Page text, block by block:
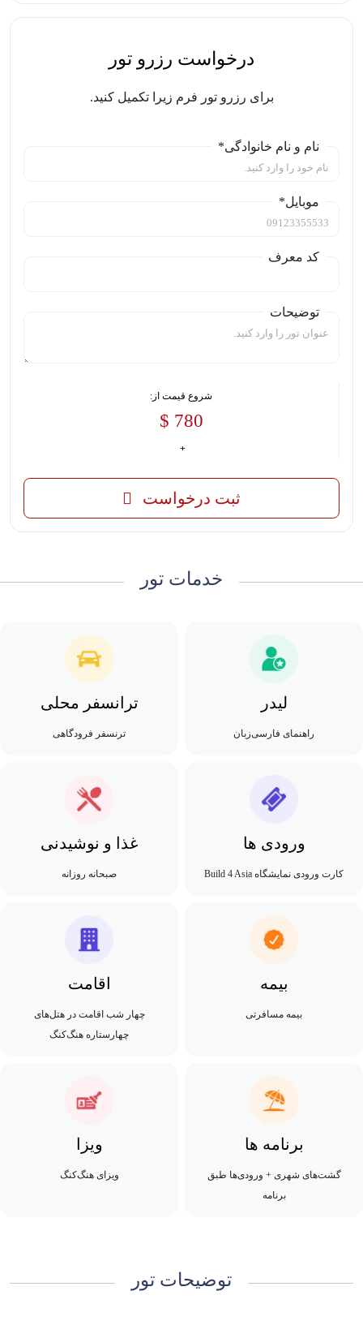
درخواست رزرو تور
برای رزرو تور فرم زیرا تکمیل کنید.
نام و نام خانوادگی*
موبایل*
کد معرف
توضیحات
شروع قیمت از:
780 $
ثبت درخواست
خدمات تور
لیدر
راهنمای فارسی‌زبان
ترانسفر محلی
ترنسفر فرودگاهی
ورودی ها
کارت ورودی نمایشگاه Build 4 Asia
غذا و نوشیدنی
صبحانه روزانه
بیمه
بیمه مسافرتی
اقامت
چهار شب اقامت در هتل‌های
چهارستاره هنگ‌کنگ
برنامه ها
گشت‌های شهری + ورودی‌ها طبق
برنامه
ویزا
ویزای هنگ‌کنگ
توضیحات تور